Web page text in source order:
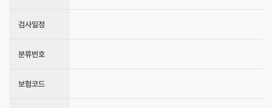
검사일정
분류번호
보험코드